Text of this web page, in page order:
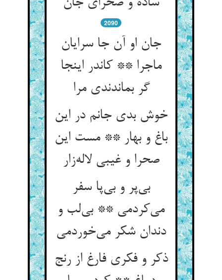
2090
جان او آن جا سرایان
ماجرا ** کاندر اینجا
گر بماندندی مرا
خوش بدی جانم در این
باغ و بهار ** مست این
صحرا و غیبی لاله‌‌زار
بی‌‌پر و بی‌‌پا سفر
می‌‌کردمی ** بی‌‌لب و
ذکر و فکری فارغ از رنج